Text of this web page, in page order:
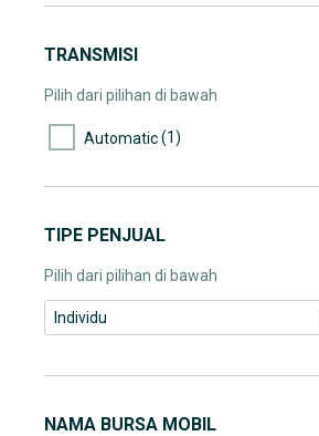
TRANSMISI
Pilih dari pilihan di bawah
Automatic(1)
TIPE PENJUAL
Pilih dari pilihan di bawah
Individu
NAMA BURSA MOBIL